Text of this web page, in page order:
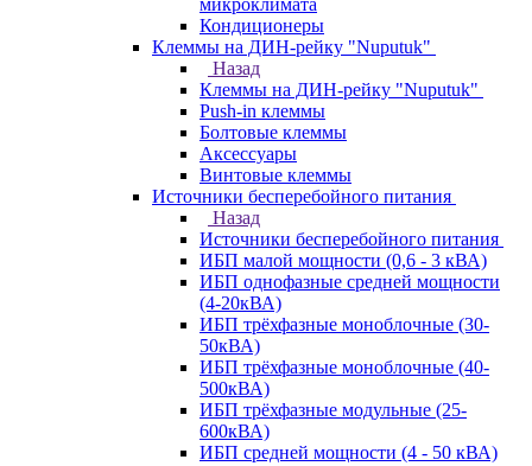
микроклимата
Кондиционеры
Клеммы на ДИН-рейку "Nuputuk"
Назад
Клеммы на ДИН-рейку "Nuputuk"
Push-in клеммы
Болтовые клеммы
Аксессуары
Винтовые клеммы
Источники бесперебойного питания
Назад
Источники бесперебойного питания
ИБП малой мощности (0,6 - 3 кВА)
ИБП однофазные средней мощности
(4-20кВА)
ИБП трёхфазные моноблочные (30-
50кВА)
ИБП трёхфазные моноблочные (40-
500кВА)
ИБП трёхфазные модульные (25-
600кВА)
ИБП средней мощности (4 - 50 кВА)